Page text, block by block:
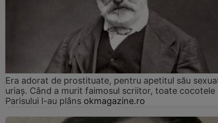
Era adorat de prostituate, pentru apetitul său
uriaș. Când a murit faimosul scriitor, toate cocotele
Parisului l-au plâns okmagazine.ro